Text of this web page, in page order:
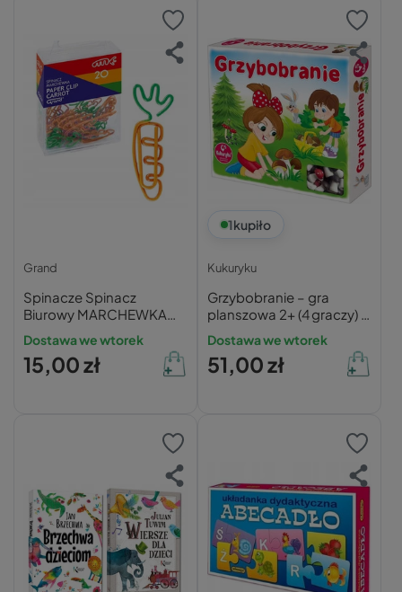
Grand
Spinacze Spinacz
Biurowy MARCHEWKA
20 szt 37 mm Grand
Dostawa we wtorek
15,00 zł
1kupiło
Kukuryku
Grzybobranie – gra
planszowa 2+ (4 graczy) –
Kukuryku
Dostawa we wtorek
51,00 zł